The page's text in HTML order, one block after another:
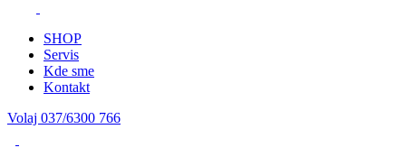
SHOP
Servis
Kde sme
Kontakt
Volaj 037/6300 766